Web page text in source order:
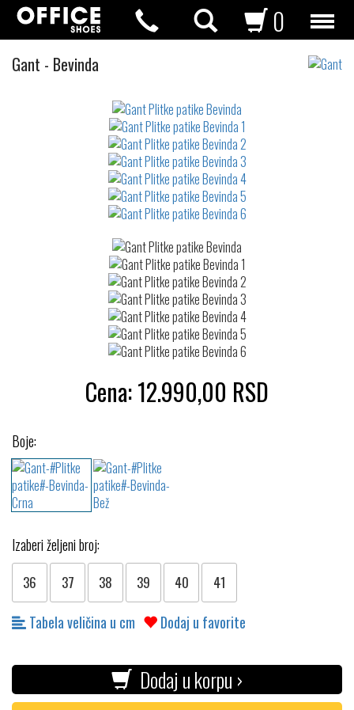
0
Gant Plitke
- Bevinda
Cena:12.990,00 RSD
Boje:
Izaberi željeni broj:
36 37 38 39 40 41
Tabela veličina u cm Dodaj u favorite
Dodaj u korpu ›